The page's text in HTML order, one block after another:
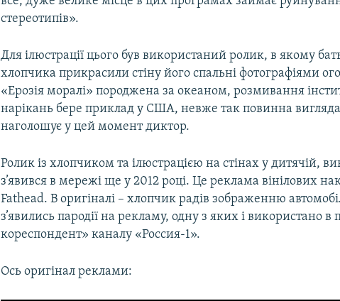
стереотипів».
Для ілюстрації цього був використаний ролик, в якому
хлопчика прикрасили стіну його спальні фотографіями
«Ерозія моралі» породжена за океаном, розмивання
нарікань бере приклад у США, невже так повинна
наголошує у цей момент диктор.
Ролик із хлопчиком та ілюстрацією на стінах у дитячій,
з’явився в мережі ще у 2012 році. Це реклама вінілових
Fathead. В оригіналі – хлопчик радів зображенню
з’явились пародії на рекламу, одну з яких і використано
кореспондент» каналу «Россия-1».
Ось оригінал реклами: